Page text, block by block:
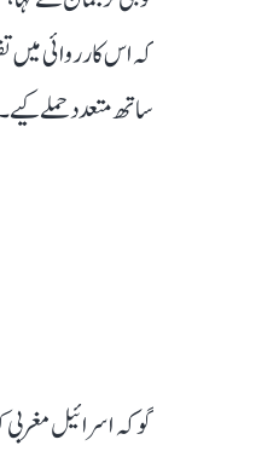
کہ اس کارروائی
ساتھ متعدد حملے
گو کہ اسرائیل